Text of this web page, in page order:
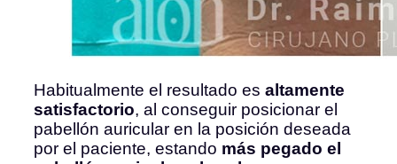
Habitualmente el resultado es altamente
satisfactorio, al conseguir posicionar el
pabellón auricular en la posición deseada
por el paciente, estando más pegado el